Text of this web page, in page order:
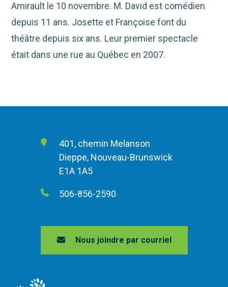
Amirault le 10 novembre. M. David est comédien
depuis 11 ans. Josette et Françoise font du
théâtre depuis six ans. Leur premier spectacle
était dans une rue au Québec en 2007.
401, chemin Melanson
Dieppe, Nouveau-Brunswick
E1A 1A5
506-856-2590
Nous joindre par courriel